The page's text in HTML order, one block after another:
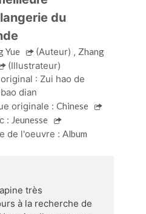
du
Yue (Auteur) , Zhang
(Illustrateur)
: Zui hao de
dian
originale : Chinese
: Jeunesse
de l'oeuvre : Album
très
à la recherche de